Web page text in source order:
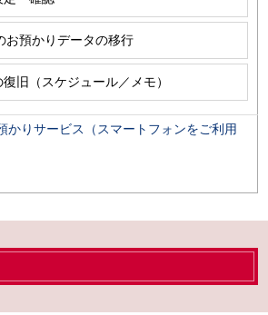
お預かりデータの移行
旧（スケジュール／メモ）
かりサービス（スマートフォンをご利用